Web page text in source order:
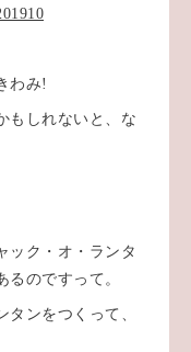
わみ!
もしれないと、な
ック・オ・ランタ
のですって。
ンをつくって、